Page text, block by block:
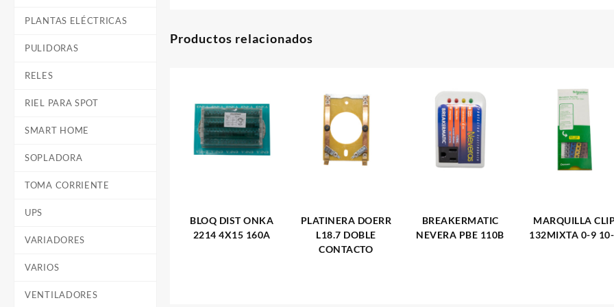
PLANTAS ELÉCTRICAS
PULIDORAS
RELES
RIEL PARA SPOT
SMART HOME
SOPLADORA
TOMA CORRIENTE
UPS
VARIADORES
VARIOS
VENTILADORES
Productos relacionados
BLOQ DIST ONKA
2214 4X15 160A
PLATINERA DOERR
L18.7 DOBLE
CONTACTO
BREAKERMATIC
NEVERA PBE 110B
MARQUILLA
132MIXTA 0-9